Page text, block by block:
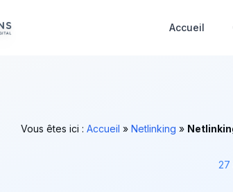
Accueil
Vous êtes ici : Accueil » Netlinking »
27